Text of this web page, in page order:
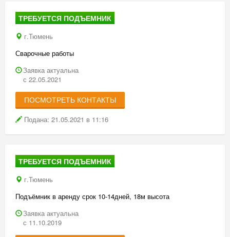
ТРЕБУЕТСЯ ПОДЪЕМНИК
г.Тюмень
Сварочные работы
Заявка актуальна
с 22.05.2021
ПОСМОТРЕТЬ КОНТАКТЫ
Подана: 21.05.2021 в 11:16
ТРЕБУЕТСЯ ПОДЪЕМНИК
г.Тюмень
Подъёмник в аренду срок 10-14дней, 18м высота
Заявка актуальна
с 11.10.2019